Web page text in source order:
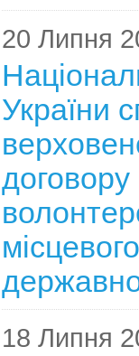
20 Липня
України
18 Липня